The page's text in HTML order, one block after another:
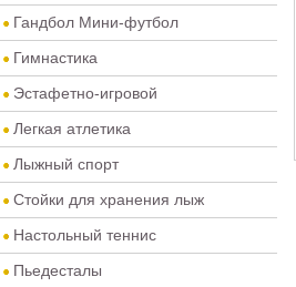
Гандбол Мини-футбол
Гимнастика
Эстафетно-игровой
Легкая атлетика
Лыжный спорт
Стойки для хранения лыж
Настольный теннис
Пьедесталы